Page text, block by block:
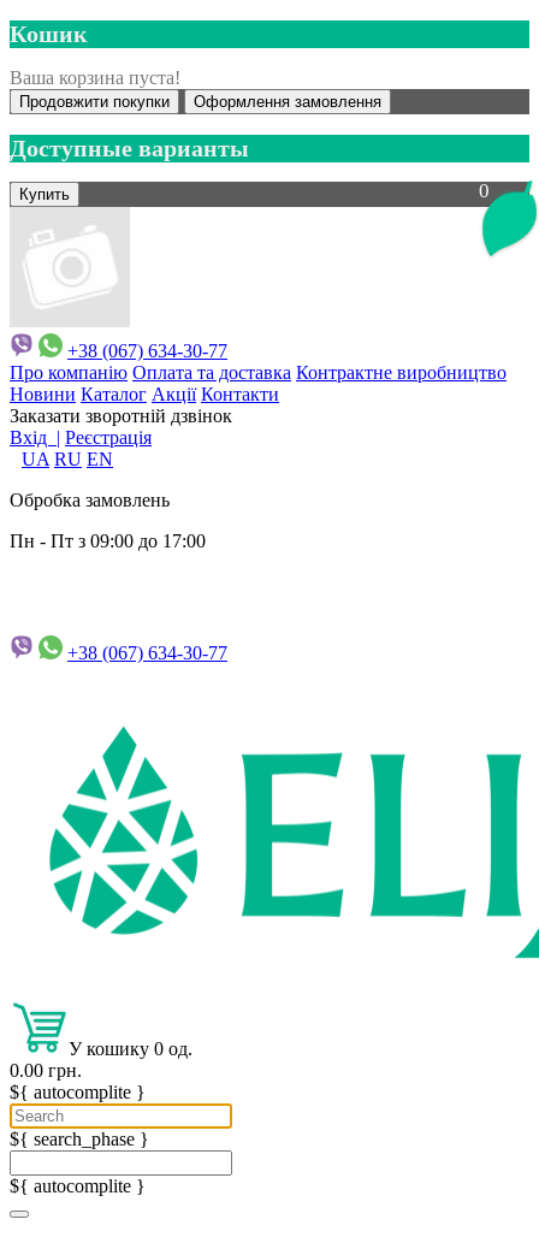
Кошик
Ваша корзина пуста!
Продовжити покупки Оформлення замовлення
0
Доступные варианты
+38 (067) 634-30-77
Про компанію Оплата та доставка Контрактне виробництво
Новини Каталог Акції Контакти
Заказати зворотній дзвінок
Вхід | Реєстрація
UA RU EN
Обробка замовлень
Пн - Пт з 09:00 до 17:00
+38 (067) 634-30-77
У кошику 0 од.
0.00 грн.
${ autocomplite }
${ search_phase }
${ autocomplite }